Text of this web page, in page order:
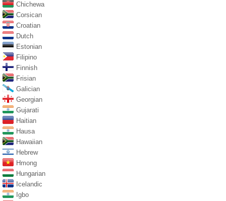
Chichewa
Corsican
Croatian
Dutch
Estonian
Filipino
Finnish
Frisian
Galician
Georgian
Gujarati
Haitian
Hausa
Hawaiian
Hebrew
Hmong
Hungarian
Icelandic
Igbo